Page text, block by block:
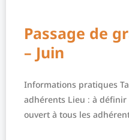
Passage de
– Juin
Informations pratiques
adhérents Lieu : à
ouvert à tous les